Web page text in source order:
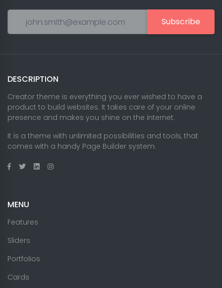
Subscribe
DESCRIPTION
Creator theme is everything you ever wished to have a
product to build websites. It takes care of your online
presence and makes you shine on the internet.
It is a theme with unlimited possibilities and tools, that
comes with a handy Page Builder system.
MENU
Features
Sliders
Portfolios
Cards